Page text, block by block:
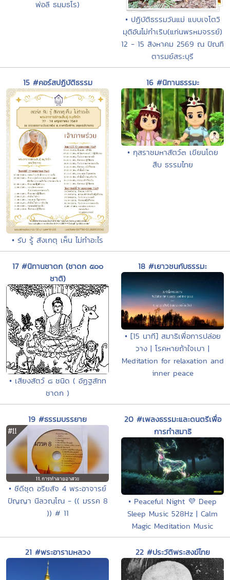
พ่อลี ธมฺมธโร)
• ปฏิบัติธรรมวันแม่ แบบเจโตวิ
มุติอันไม่กำเริบ(แก่นพรหมจรรย์)
12 - 15 สิงหาคม 2569 ณ ปัณฑิ
ตารมย์สระบุรี
15 #คอร์สปฏิบัติธรรม
• รับ รู้ สังเกตุ เห็น ไม่ทำอะไร
16 #นิทานธรรมะ
• กุสราชมหาสัตว์๓ เขียนโดย
สืบ ธรรมไทย
17 #นิทานชาดก (ชาดก ๕๐๐
ชาติ)
• เสียงสัตว์ ๘ ชนิด ( อัฏฐสัทท
ชาดก )
18 #เยาวชนกับธรรมะ
• [15 นาที] สมาธิเพื่อการปล่อย
วาง | โรคหายถ้าใจเบา |
Meditation for relaxation and
inner peace
19 #ธรรมบรรยาย
• ซีดีชุด อริยสัจ 4 พระอาจารย์
ปัญญา นีลวณฺโณ - (( มรรค 8
)) # 11
20 #เพลงธรรมะและดนตรีเพื่อ
การทำสมาธิ
• Peaceful Night 💜 Deep
Sleep Music 528Hz | Calm
Magic Meditation Music
21 #พระอารามหลวง 22 #ประวัติพระสงฆ์ไทย